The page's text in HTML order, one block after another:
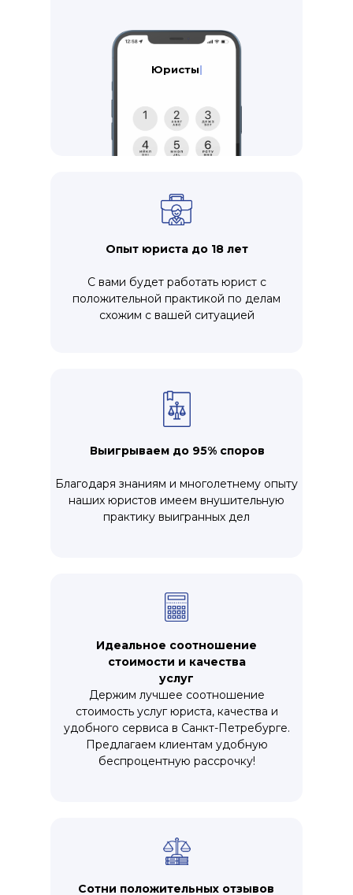
С вами будет работать юрист с
положительной практикой по делам
схожим с вашей ситуацией
Благодаря знаниям и многолетнему опыту
наших юристов имеем внушительную
практику выигранных дел
Опыт юриста до 18 лет
Выигрываем до 95% споров
Держим лучшее соотношение
стоимость услуг юриста, качества и
удобного сервиса в Санкт-Петребурге.
Предлагаем клиентам удобную
беспроцентную рассрочку!
Идеальное соотношение
стоимости и качества
услуг
Сотни положительных отзывов
Адвокаты